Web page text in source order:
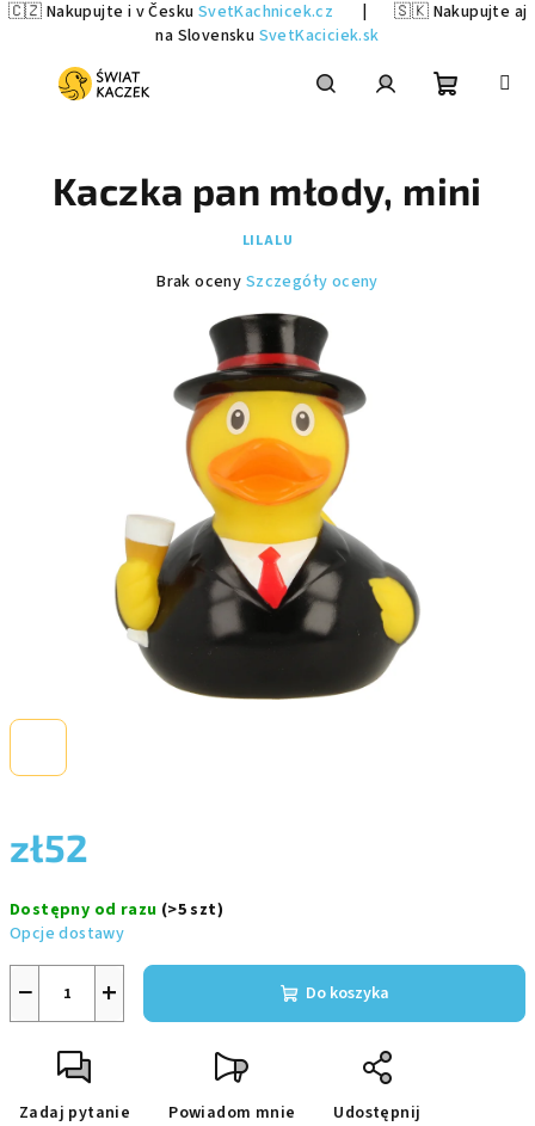
🇨🇿 Nakupujte i v Česku SvetKachnicek.cz
🇸🇰 Nakupujte aj
na Slovensku SvetKaciciek.sk
się
zł52
jednostkowa:
Dostępny od razu (>5 szt)
Opcje dostawy
+
− Do koszyka
Zadaj pytanie Powiadom mnie Udostępnij
Kaczka pan młody, mini
LILALU
Średnia
produktu
na
gwiazdek.
Brak oceny Szczegóły oceny